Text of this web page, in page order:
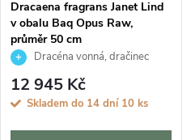
Dracaena fragrans Janet Lind
v obalu Baq Opus Raw,
průměr 50 cm
Dracéna vonná, dračinec
12 945 Kč
Skladem do 14 dní 10 ks